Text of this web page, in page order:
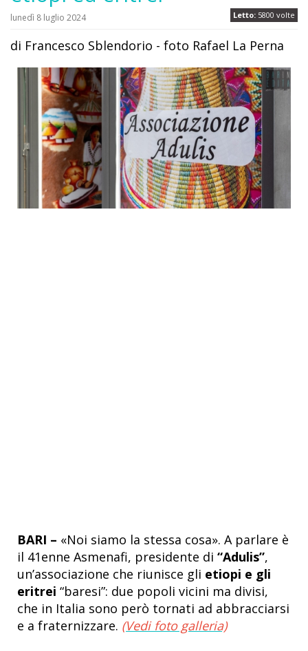
Letto: 5800 volte
lunedì 8 luglio 2024
di Francesco Sblendorio - foto Rafael La Perna
BARI – «Noi siamo la stessa cosa». A parlare è
il 41enne Asmenafi, presidente di “Adulis”,
un’associazione che riunisce gli etiopi e gli
eritrei “baresi”: due popoli vicini ma divisi,
che in Italia sono però tornati ad abbracciarsi
e a fraternizzare. (Vedi foto galleria)